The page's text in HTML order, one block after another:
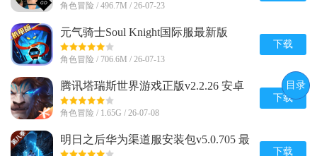
角色冒险 / 496.7M / 26-07-23
元气骑士Soul Knight国际服最新版
v8.4.0 安卓版
角色冒险 / 706.6M / 26-07-13
下载
腾讯塔瑞斯世界游戏正版v2.2.26 安卓
最新版
角色冒险 / 1.65G / 26-07-08
下载
明日之后华为渠道服安装包v5.0.705 最
新版
下载
目录